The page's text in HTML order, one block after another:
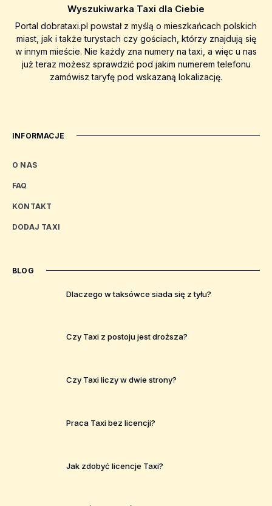
Wyszukiwarka Taxi dla Ciebie
Portal dobrataxi.pl powstał z myślą o mieszkańcach polskich
miast, jak i także turystach czy gościach, którzy znajdują się
w innym mieście. Nie każdy zna numery na taxi, a więc u nas
już teraz możesz sprawdzić pod jakim numerem telefonu
zamówisz taryfę pod wskazaną lokalizację.
INFORMACJE
O NAS
FAQ
KONTAKT
DODAJ TAXI
BLOG
Dlaczego w taksówce siada się z tyłu?
Czy Taxi z postoju jest droższa?
Czy Taxi liczy w dwie strony?
Praca Taxi bez licencji?
Jak zdobyć licencje Taxi?